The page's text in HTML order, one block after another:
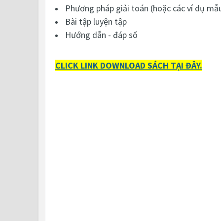
Phương pháp giải toán (hoặc các ví dụ
Bài tập luyện tập
Hướng dẫn - đáp số
CLICK LINK DOWNLOAD SÁCH TẠI ĐÂY.